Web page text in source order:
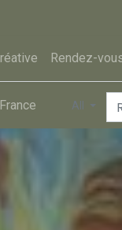
Rendez-
France All